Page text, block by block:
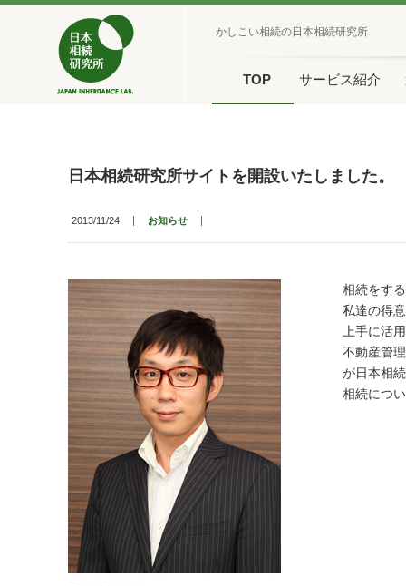
かしこい相続の日本相続研究所
TOP サービス紹介
日本相続研究所サイトを開設いたしました。
2013/11/24 お知らせ
相続をす
私達の得
上手に活
不動産管
が日本相
相続につ